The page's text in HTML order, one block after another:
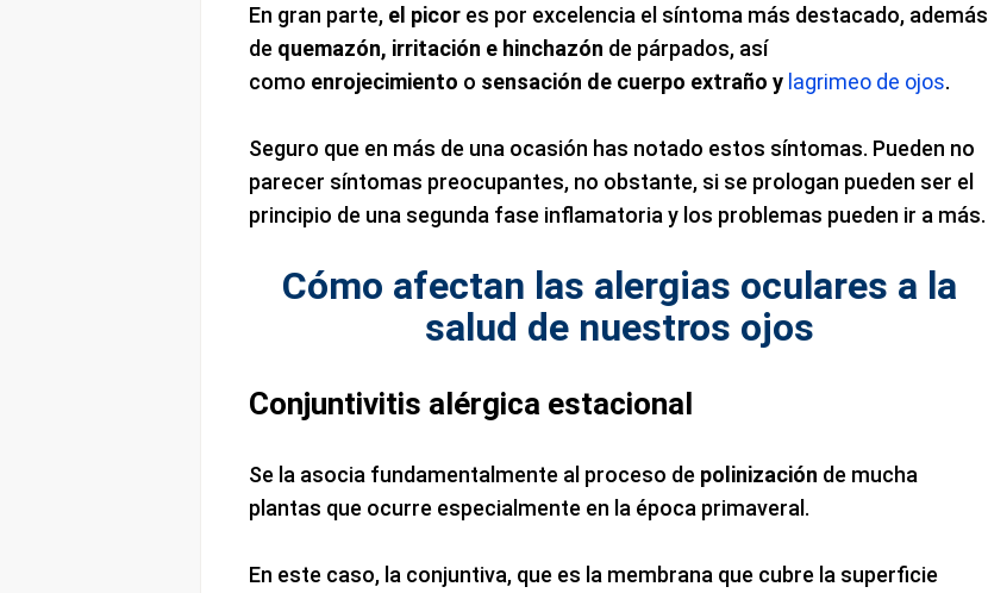
En gran parte, el picores por excelencia el síntoma más destacado, además
de quemazón, irritación e hinchazón de párpados, así
como enrojecimiento o sensación de cuerpo extraño y lagrimeo de ojos.
Seguro que en más de una ocasión has notado estos síntomas. Pueden no
parecer síntomas preocupantes, no obstante, si se prologan pueden ser el
principio de una segunda fase inflamatoria y los problemas pueden ir a más.
Cómo afectan las alergias oculares a la
salud de nuestros ojos
Conjuntivitis alérgica estacional
Se la asocia fundamentalmente al proceso de polinización de mucha
plantas que ocurre especialmente en la época primaveral.
En este caso, la conjuntiva, que es la membrana que cubre la superficie